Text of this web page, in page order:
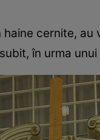
cernite,
în urma